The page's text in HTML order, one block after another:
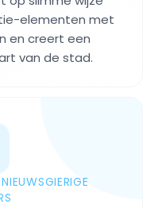
elementen met
en creert een
van de stad.